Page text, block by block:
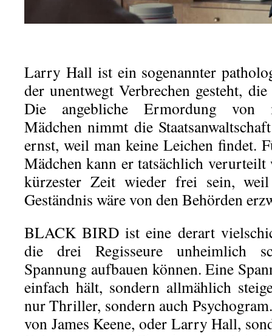
Larry Hall ist ein sogenannter
der unentwegt Verbrechen gesteht,
Die angebliche Ermordung von
Mädchen nimmt die
ernst, weil man keine Leichen findet.
Mädchen kann er tatsächlich verurteilt
kürzester Zeit wieder frei sein,
Geständnis wäre von den Behörden
BLACK BIRD ist eine derart
die drei Regisseure unheimlich
Spannung aufbauen können. Eine
einfach hält, sondern allmählich
nur Thriller, sondern auch
von James Keene, oder Larry Hall,